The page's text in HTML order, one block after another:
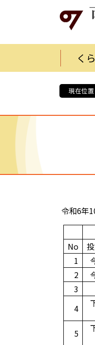
く
現在位置
令和6年
No
1
2
3
4
5